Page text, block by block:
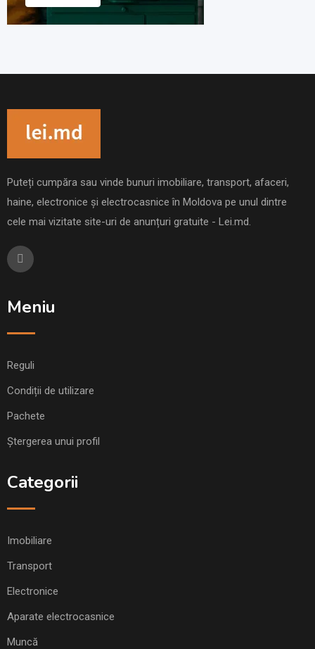
Puteți cumpăra sau vinde bunuri imobiliare, transport, afaceri,
haine, electronice și electrocasnice în Moldova pe unul dintre
cele mai vizitate site-uri de anunțuri gratuite - Lei.md.
Meniu
Reguli
Condiții de utilizare
Pachete
Ștergerea unui profil
Categorii
Imobiliare
Transport
Electronice
Aparate electrocasnice
Muncă